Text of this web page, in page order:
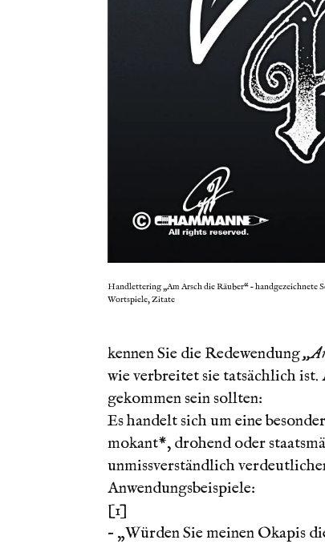
Handlettering „Am Arsch die Räuber“ –
Wortspiele, Zitate
kennen Sie die Redewendung
wie verbreitet sie tatsächlich
gekommen sein sollten:
Es handelt sich um eine
mokant*, drohend oder
unmissverständlich
Anwendungsbeispiele:
[1]
– „Würden Sie meinen Okapis